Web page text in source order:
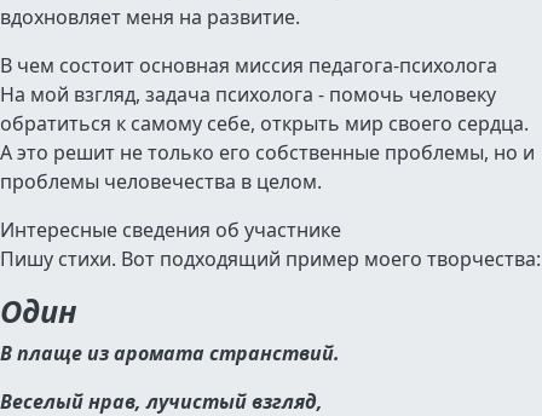
вдохновляет меня на развитие.
В чем состоит основная миссия педагога-психолога
На мой взгляд, задача психолога - помочь человеку
обратиться к самому себе, открыть мир своего сердца.
А это решит не только его собственные проблемы, но и
проблемы человечества в целом.
Интересные сведения об участнике
Пишу стихи. Вот подходящий пример моего творчества:
Один
В плаще из аромата странствий.
Веселый нрав, лучистый взгляд,